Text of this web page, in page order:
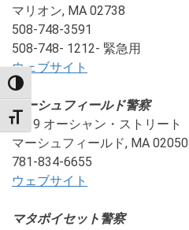
TOGGLE HIGH CONTRAST
TOGGLE FONT SIZE
マリオン, MA 02738
508-748-3591
508-748- 1212- 緊急用
ウェブサイト
マーシュフィールド警察
1639 オーシャン・ストリート
マーシュフィールド, MA 02050
781-834-6655
ウェブサイト
マタポイセット警察